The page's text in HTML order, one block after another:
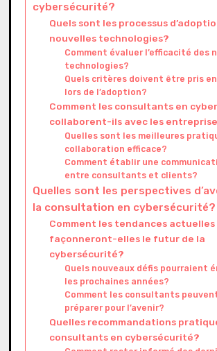
cybersécurité?
Quels sont les processus
nouvelles technologies?
Comment évaluer l’efficacité des
technologies?
Quels critères doivent être pris
lors de l’adoption?
Comment les consultants en
collaborent-ils avec les
Quelles sont les meilleures
collaboration efficace?
Comment établir une
entre consultants et clients?
Quelles sont les perspectives
la consultation en cybersécurité?
Comment les tendances actuelles
façonneront-elles le futur de la
cybersécurité?
Quels nouveaux défis pourraient
les prochaines années?
Comment les consultants
préparer pour l’avenir?
Quelles recommandations
consultants en cybersécurité?